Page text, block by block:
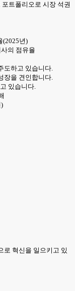
트폴리오로 시장 석권
(2025년)
의 점유율
도하고 있습니다.
장을 견인합니다.
있습니다.
로 혁신을 일으키고 있